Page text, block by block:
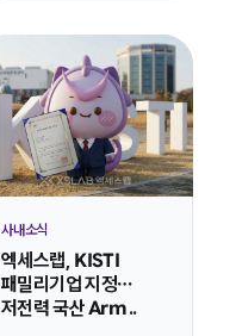
사내소식
엑세스랩, KISTI
패밀리기업 지정…
저전력 국산 Arm ..